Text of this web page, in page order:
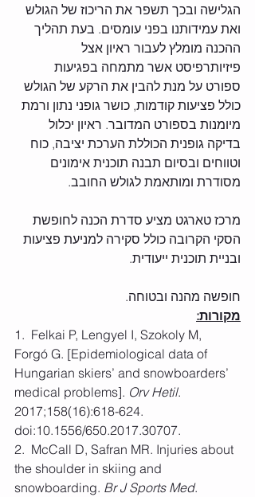
הגלישה ובכך תשפר את הריכוז של הגולש
ואת עמידותנו בפני עומסים. בעת תהליך
ההכנה מומלץ לעבור ראיון אצל
פיזיותרפיסט אשר מתמחה בפגיעות
ספורט על מנת להבין את הרקע של הגולש
כולל פציעות קודמות, כושר גופני נתון ורמת
מיומנות בספורט המדובר. ראיון יכלול
בדיקה גופנית הכוללת הערכת יציבה, כוח
וטווחים ובסיום תבנה תוכנית אימונים
מסודרת ומותאמת לגולש החובב.
מרכז טארגט מציע סדרת הכנה לחופשת
הסקי הקרובה כולל סקירה למניעת פציעות
ובניית תוכנית ייעודית.
חופשה מהנה ובטוחה.
מקורות:
1.  Felkai P, Lengyel I, Szokoly M,
Forgó G. [Epidemiological data of
Hungarian skiers’ and snowboarders’
medical problems]. Orv Hetil.
2017;158(16):618-624.
doi:10.1556/650.2017.30707.
2.  McCall D, Safran MR. Injuries about
the shoulder in skiing and
snowboarding. Br J Sports Med.